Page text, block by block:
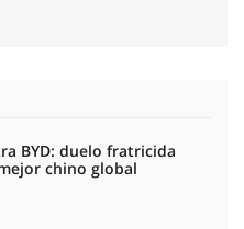
BYD: duelo fratricida
chino global